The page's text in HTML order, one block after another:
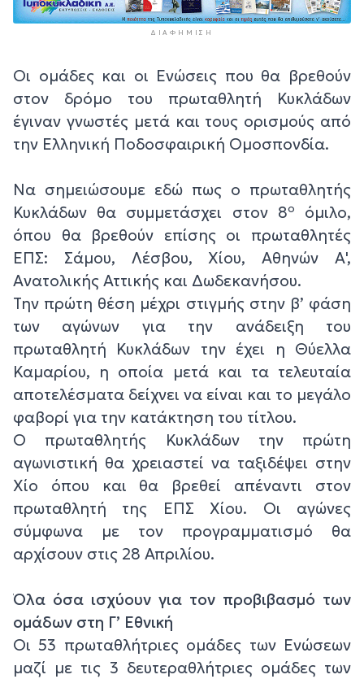
ΔΙΑΦΉΜΙΣΗ
Οι ομάδες και οι Ενώσεις που θα βρεθούν
στον δρόμο του πρωταθλητή Κυκλάδων
έγιναν γνωστές μετά και τους ορισμούς από
την Ελληνική Ποδοσφαιρική Ομοσπονδία.
Να σημειώσουμε εδώ πως ο πρωταθλητής
Κυκλάδων θα συμμετάσχει στον 8ο
όμιλο,
όπου θα βρεθούν επίσης οι πρωταθλητές
ΕΠΣ: Σάμου, Λέσβου, Χίου, Αθηνών Α',
Ανατολικής Αττικής και Δωδεκανήσου.
Την πρώτη θέση μέχρι στιγμής στην β’ φάση
των αγώνων για την ανάδειξη του
πρωταθλητή Κυκλάδων την έχει η Θύελλα
Καμαρίου, η οποία μετά και τα τελευταία
αποτελέσματα δείχνει να είναι και το μεγάλο
φαβορί για την κατάκτηση του τίτλου.
Ο πρωταθλητής Κυκλάδων την πρώτη
αγωνιστική θα χρειαστεί να ταξιδέψει στην
Χίο όπου και θα βρεθεί απέναντι στον
πρωταθλητή της ΕΠΣ Χίου. Οι αγώνες
σύμφωνα με τον προγραμματισμό θα
αρχίσουν στις 28 Απριλίου.
Όλα όσα ισχύουν για τον προβιβασμό των
ομάδων στη Γ’ Εθνική
Οι 53 πρωταθλήτριες ομάδες των Ενώσεων
μαζί με τις 3 δευτεραθλήτριες ομάδες των